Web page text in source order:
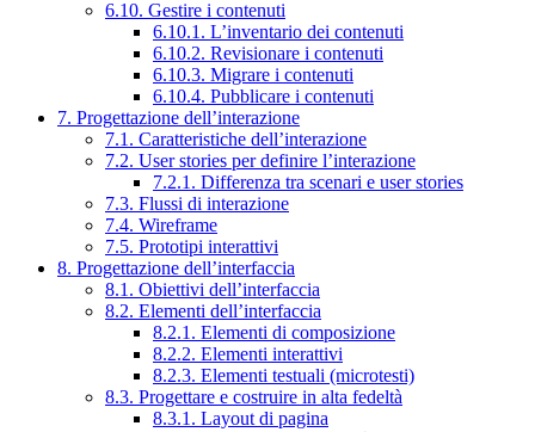
6.10. Gestire i contenuti
6.10.1. L’inventario dei contenuti
6.10.2. Revisionare i contenuti
6.10.3. Migrare i contenuti
6.10.4. Pubblicare i contenuti
7. Progettazione dell’interazione
7.1. Caratteristiche dell’interazione
7.2. User stories per definire l’interazione
7.2.1. Differenza tra scenari e user stories
7.3. Flussi di interazione
7.4. Wireframe
7.5. Prototipi interattivi
8. Progettazione dell’interfaccia
8.1. Obiettivi dell’interfaccia
8.2. Elementi dell’interfaccia
8.2.1. Elementi di composizione
8.2.2. Elementi interattivi
8.2.3. Elementi testuali (microtesti)
8.3. Progettare e costruire in alta fedeltà
8.3.1. Layout di pagina